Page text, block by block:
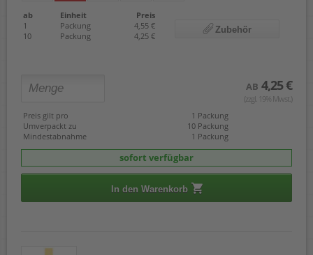
ab Einheit
Preis
1
Packung
4,55 €
10
Packung 4,25 €
Zubehör
AB 4,25 €
(zzgl. 19% Mwst.)
Preis gilt pro
1 Packung
Umverpackt zu
10 Packung
Mindestabnahme
1 Packung
sofort verfügbar
In den Warenkorb